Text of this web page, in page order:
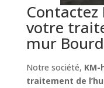
votre
mur
Notre société,
traitement de